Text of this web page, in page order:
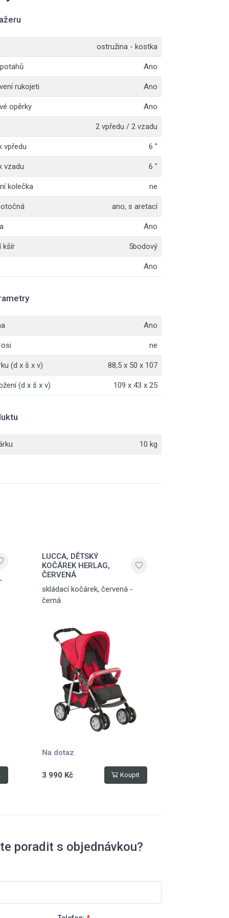
ostružina - kostka
Ano
rukojeti Ano
opěrky Ano
2 vpředu / 2 vzadu
vpředu 6 "
vzadu 6 "
kolečka ne
ano, s aretací
Ano
kšír 5bodový
Ano
Ano
ne
(d x š x v) 88,5 x 50 x 107
(d x š x v) 109 x 43 x 25
10 kg
LUCCA, DĚTSKÝ
KOČÁREK HERLAG,
ČERVENÁ
skládací kočárek, červená -
černá
Na dotaz
3 990 Kč Koupit
poradit s objednávkou?